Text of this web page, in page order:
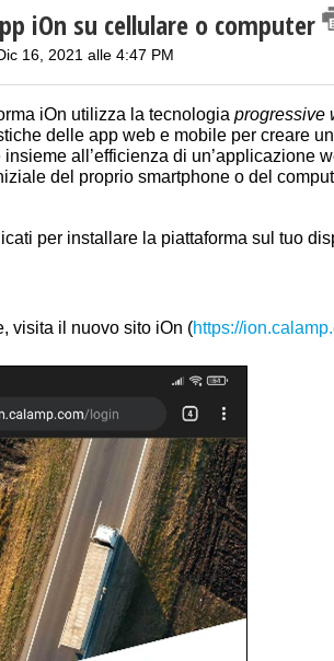
iOn su cellulare o computer
16, 2021 alle 4:47 PM
iOn utilizza la tecnologia progressive
delle app web e mobile per creare
insieme all’efficienza di un’applicazione
del proprio smartphone o del
per installare la piattaforma sul tuo
visita il nuovo sito iOn (https://